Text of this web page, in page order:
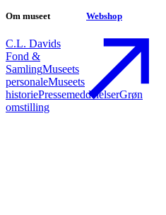
Om museet
C.L. Davids
Fond &
SamlingMuseets
personaleMuseets
historiePressemeddelelserGrøn
omstilling
Webshop